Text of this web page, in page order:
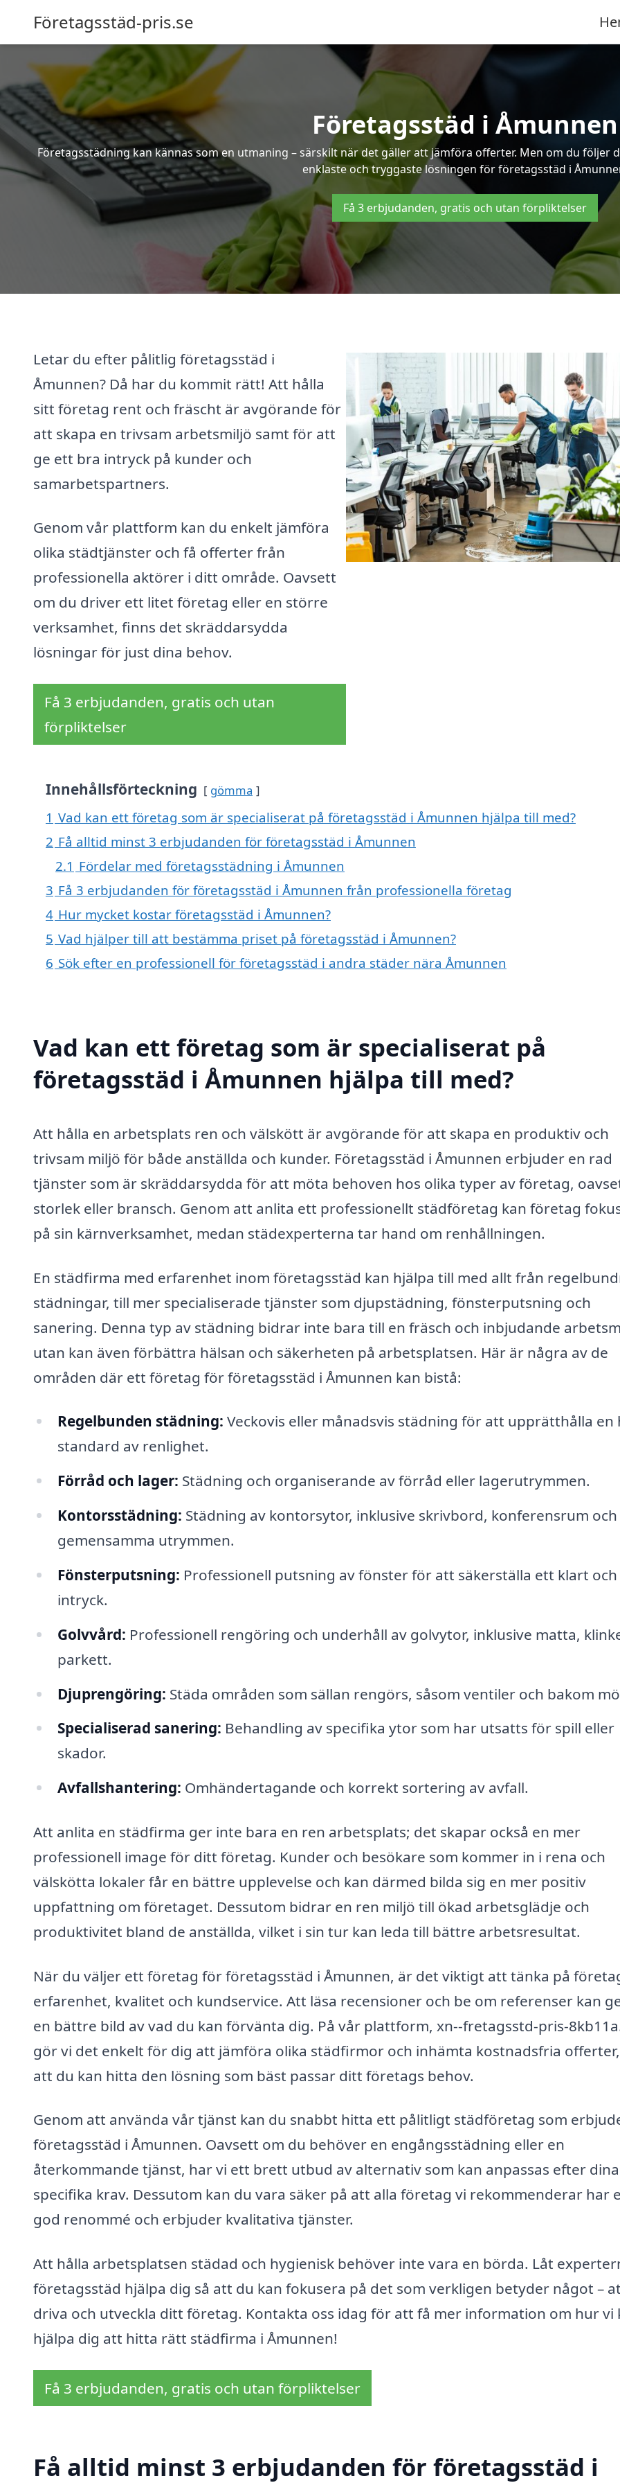
Företagsstäd-pris.se
Företagsstäd i Åmunnen
Företagsstädning kan kännas som en utmaning – särskilt när det gäller att jämföra offerter. Men om du följer
enklaste och tryggaste lösningen för företagsstäd i
Få 3 erbjudanden, gratis och utan förpliktelser
Letar du efter pålitlig företagsstäd i
Åmunnen? Då har du kommit rätt! Att hålla
sitt företag rent och fräscht är avgörande för
att skapa en trivsam arbetsmiljö samt för att
ge ett bra intryck på kunder och
samarbetspartners.
Genom vår plattform kan du enkelt jämföra
olika städtjänster och få offerter från
professionella aktörer i ditt område. Oavsett
om du driver ett litet företag eller en större
verksamhet, finns det skräddarsydda
lösningar för just dina behov.
Få 3 erbjudanden, gratis och utan
förpliktelser
Innehållsförteckning gömma
1 Vad kan ett företag som är specialiserat på företagsstäd i Åmunnen hjälpa till med?
2 Få alltid minst 3 erbjudanden för företagsstäd i Åmunnen
2.1 Fördelar med företagsstädning i Åmunnen
3 Få 3 erbjudanden för företagsstäd i Åmunnen från professionella företag
4 Hur mycket kostar företagsstäd i Åmunnen?
5 Vad hjälper till att bestämma priset på företagsstäd i Åmunnen?
6 Sök efter en professionell för företagsstäd i andra städer nära Åmunnen
Vad kan ett företag som är specialiserat på
företagsstäd i Åmunnen hjälpa till med?
Att hålla en arbetsplats ren och välskött är avgörande för att skapa en produktiv och
trivsam miljö för både anställda och kunder. Företagsstäd i Åmunnen erbjuder en rad
tjänster som är skräddarsydda för att möta behoven hos olika typer av företag,
storlek eller bransch. Genom att anlita ett professionellt städföretag kan företag
på sin kärnverksamhet, medan städexperterna tar hand om renhållningen.
En städfirma med erfarenhet inom företagsstäd kan hjälpa till med allt från
städningar, till mer specialiserade tjänster som djupstädning, fönsterputsning och
sanering. Denna typ av städning bidrar inte bara till en fräsch och inbjudande
utan kan även förbättra hälsan och säkerheten på arbetsplatsen. Här är några av de
områden där ett företag för företagsstäd i Åmunnen kan bistå:
Regelbunden städning: Veckovis eller månadsvis städning för att upprätthålla en
standard av renlighet.
Förråd och lager: Städning och organiserande av förråd eller lagerutrymmen.
Kontorsstädning: Städning av kontorsytor, inklusive skrivbord, konferensrum och
gemensamma utrymmen.
Fönsterputsning: Professionell putsning av fönster för att säkerställa ett klart
intryck.
Golvvård: Professionell rengöring och underhåll av golvytor, inklusive matta,
parkett.
Djuprengöring: Städa områden som sällan rengörs, såsom ventiler och bakom
Specialiserad sanering: Behandling av specifika ytor som har utsatts för spill eller
skador.
Avfallshantering: Omhändertagande och korrekt sortering av avfall.
Att anlita en städfirma ger inte bara en ren arbetsplats; det skapar också en mer
professionell image för ditt företag. Kunder och besökare som kommer in i rena och
välskötta lokaler får en bättre upplevelse och kan därmed bilda sig en mer positiv
uppfattning om företaget. Dessutom bidrar en ren miljö till ökad arbetsglädje och
produktivitet bland de anställda, vilket i sin tur kan leda till bättre arbetsresultat.
När du väljer ett företag för företagsstäd i Åmunnen, är det viktigt att tänka på
erfarenhet, kvalitet och kundservice. Att läsa recensioner och be om referenser kan
en bättre bild av vad du kan förvänta dig. På vår plattform, xn--fretagsstd-pris-
gör vi det enkelt för dig att jämföra olika städfirmor och inhämta kostnadsfria
att du kan hitta den lösning som bäst passar ditt företags behov.
Genom att använda vår tjänst kan du snabbt hitta ett pålitligt städföretag som
företagsstäd i Åmunnen. Oavsett om du behöver en engångsstädning eller en
återkommande tjänst, har vi ett brett utbud av alternativ som kan anpassas efter dina
specifika krav. Dessutom kan du vara säker på att alla företag vi rekommenderar har
god renommé och erbjuder kvalitativa tjänster.
Att hålla arbetsplatsen städad och hygienisk behöver inte vara en börda. Låt
företagsstäd hjälpa dig så att du kan fokusera på det som verkligen betyder något –
driva och utveckla ditt företag. Kontakta oss idag för att få mer information om hur vi
hjälpa dig att hitta rätt städfirma i Åmunnen!
Få 3 erbjudanden, gratis och utan förpliktelser
Få alltid minst 3 erbjudanden för företagsstäd i